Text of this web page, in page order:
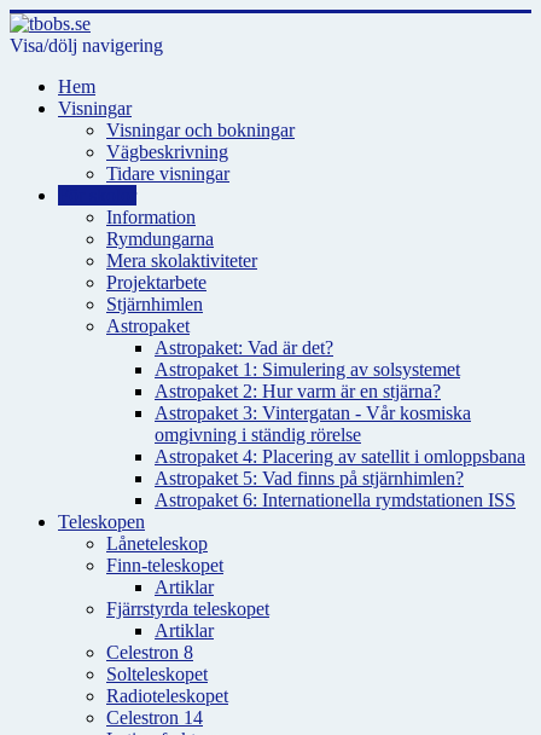
Visa/dölj navigering
Hem
Visningar
Visningar och bokningar
Vägbeskrivning
Tidare visningar
Information
Rymdungarna
Mera skolaktiviteter
Projektarbete
Stjärnhimlen
Astropaket
Astropaket: Vad är det?
Astropaket 1: Simulering av solsystemet
Astropaket 2: Hur varm är en stjärna?
Astropaket 3: Vintergatan - Vår kosmiska
omgivning i ständig rörelse
Astropaket 4: Placering av satellit i omloppsbana
Astropaket 5: Vad finns på stjärnhimlen?
Astropaket 6: Internationella rymdstationen ISS
Teleskopen
Låneteleskop
Finn-teleskopet
Artiklar
Fjärrstyrda teleskopet
Artiklar
Celestron 8
Solteleskopet
Radioteleskopet
Celestron 14